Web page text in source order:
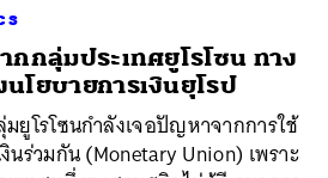
กกลุ่มประเทศยูโรโซน ทาง
โยบายการเงินยุโรป
ยูโรโซนกำลังเจอปัญหาจากการใช้
นร่วมกัน (Monetary Union) เพราะ